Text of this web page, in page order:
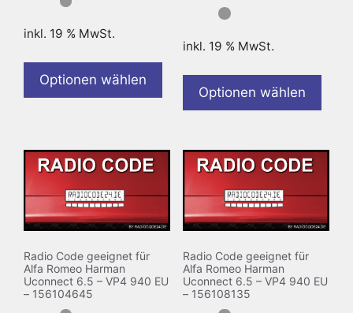
inkl. 19 % MwSt.
Optionen wählen
inkl. 19 % MwSt.
Optionen wählen
Radio Code geeignet für
Alfa Romeo Harman
Uconnect 6.5 – VP4 940 EU
– 156104645
Radio Code geeignet für
Alfa Romeo Harman
Uconnect 6.5 – VP4 940 EU
– 156108135